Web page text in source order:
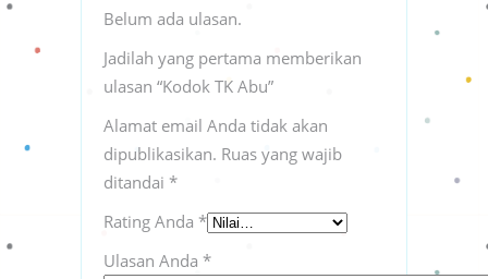
Belum ada ulasan.
Jadilah yang pertama memberikan
ulasan “Kodok TK Abu”
Alamat email Anda tidak akan
dipublikasikan. Ruas yang wajib
ditandai *
Rating Anda *
Ulasan Anda *